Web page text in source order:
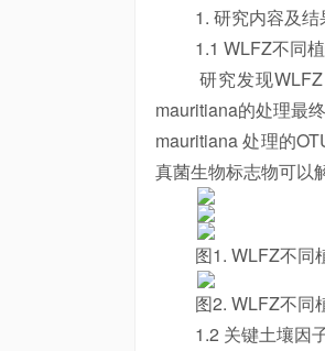
1. 研究内容及结
1.1 WLFZ不同植
研究发现WLFZ中
mauritiana的处理最
mauritiana 处理的
真菌生物标志物可以
图1. WLFZ不同植
图2. WLFZ不同植
1.2 关键土壤因子